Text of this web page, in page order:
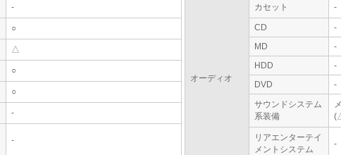
-
○
△
○
○
-
-
オーディオ
カセット -
CD
-
MD
-
HDD
-
DVD
-
サウンドシステム
系装備
リアエンターテイ
メントシステム
-